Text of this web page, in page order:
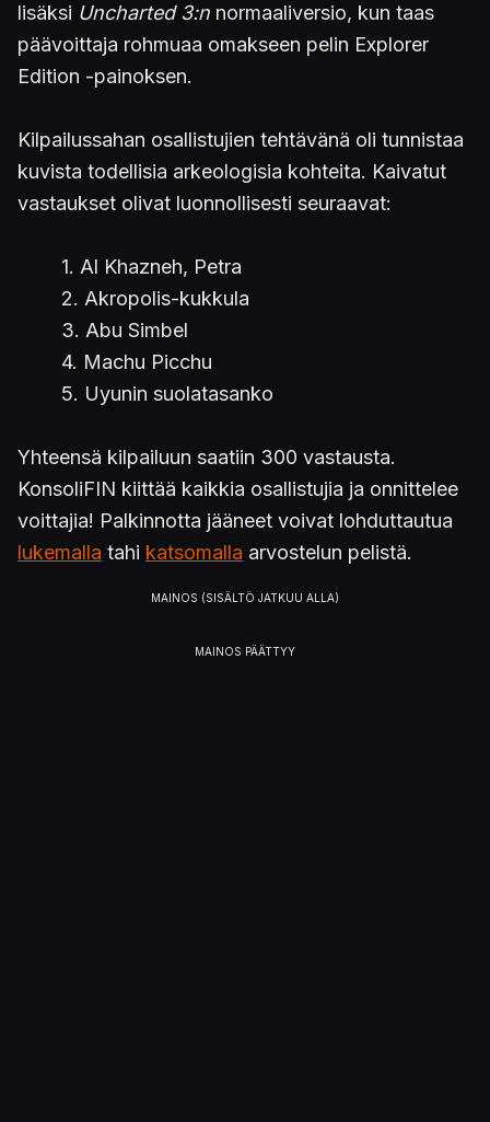
lisäksi Uncharted 3:n normaaliversio, kun taas
päävoittaja rohmuaa omakseen pelin Explorer
Edition -painoksen.
Kilpailussahan osallistujien tehtävänä oli tunnistaa
kuvista todellisia arkeologisia kohteita. Kaivatut
vastaukset olivat luonnollisesti seuraavat:
1. Al Khazneh, Petra
2. Akropolis-kukkula
3. Abu Simbel
4. Machu Picchu
5. Uyunin suolatasanko
Yhteensä kilpailuun saatiin 300 vastausta.
KonsoliFIN kiittää kaikkia osallistujia ja onnittelee
voittajia! Palkinnotta jääneet voivat lohduttautua
lukemalla tahi katsomalla arvostelun pelistä.